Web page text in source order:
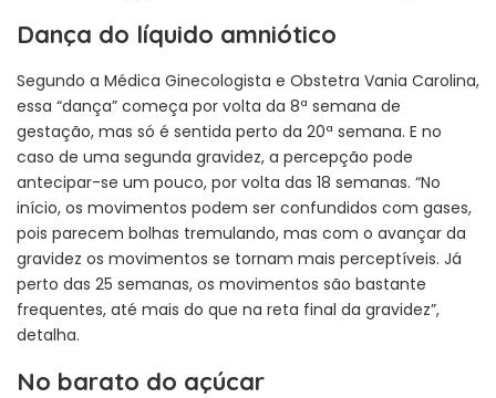
Dança do líquido amniótico
Segundo a Médica Ginecologista e Obstetra Vania Carolina,
essa “dança” começa por volta da 8ª semana de
gestação, mas só é sentida perto da 20ª semana. E no
caso de uma segunda gravidez, a percepção pode
antecipar-se um pouco, por volta das 18 semanas. “No
início, os movimentos podem ser confundidos com gases,
pois parecem bolhas tremulando, mas com o avançar da
gravidez os movimentos se tornam mais perceptíveis. Já
perto das 25 semanas, os movimentos são bastante
frequentes, até mais do que na reta final da gravidez”,
detalha.
No barato do açúcar